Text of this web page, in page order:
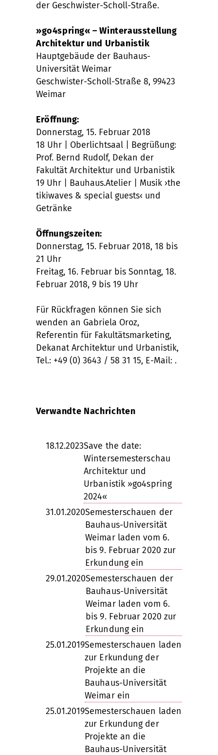
der Geschwister-Scholl-Straße.
»go4spring« – Winterausstellung
Architektur und Urbanistik
Hauptgebäude der Bauhaus-
Universität Weimar
Geschwister-Scholl-Straße 8, 99423
Weimar
Eröffnung:
Donnerstag, 15. Februar 2018
18 Uhr | Oberlichtsaal | Begrüßung:
Prof. Bernd Rudolf, Dekan der
Fakultät Architektur und Urbanistik
19 Uhr | Bauhaus.Atelier | Musik ›the
tikiwaves & special guests‹ und
Getränke
Öffnungszeiten:
Donnerstag, 15. Februar 2018, 18 bis
21 Uhr
Freitag, 16. Februar bis Sonntag, 18.
Februar 2018, 9 bis 19 Uhr
Für Rückfragen können Sie sich
wenden an Gabriela Oroz,
Referentin für Fakultätsmarketing,
Dekanat Architektur und Urbanistik,
Tel.: +49 (0) 3643 / 58 31 15, E-Mail: .
Verwandte Nachrichten
18.12.2023Save the date:
Wintersemesterschau
Architektur und
Urbanistik »go4spring
2024«
31.01.2020Semesterschauen der
Bauhaus-Universität
Weimar laden vom 6.
bis 9. Februar 2020 zur
Erkundung ein
29.01.2020Semesterschauen der
Bauhaus-Universität
Weimar laden vom 6.
bis 9. Februar 2020 zur
Erkundung ein
25.01.2019Semesterschauen laden
zur Erkundung der
Projekte an die
Bauhaus-Universität
Weimar ein
25.01.2019Semesterschauen laden
zur Erkundung der
Projekte an die
Bauhaus-Universität